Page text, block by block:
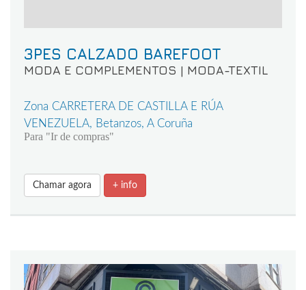
3PES CALZADO BAREFOOT
MODA E COMPLEMENTOS | MODA-TEXTIL
Zona CARRETERA DE CASTILLA E RÚA
VENEZUELA, Betanzos, A Coruña
Para "Ir de compras"
Chamar agora + info